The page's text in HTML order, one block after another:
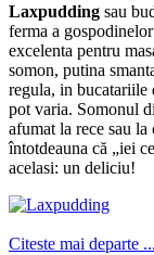
Laxpudding sau
ferma a
excelenta pentru
somon, putina
regula, in bucatariile
pot varia. Somonul
afumat la rece sau la
întotdeauna că „iei
acelasi: un deliciu!
Citeste mai departe ...